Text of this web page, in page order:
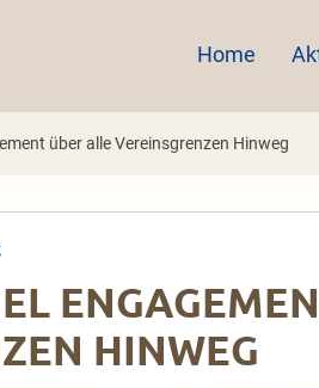
Home
über alle Vereinsgrenzen Hinweg
HINWEG